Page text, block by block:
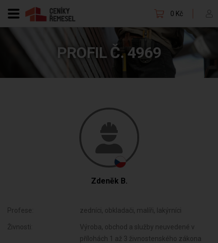
0 Kč
PROFIL Č. 4969
Zdeněk B.
Profese: zedníci, obkladači, malíři, lakýrníci
Živnosti:
Výroba, obchod a služby neuvedené v
přílohách 1 až 3 živnostenského zákona